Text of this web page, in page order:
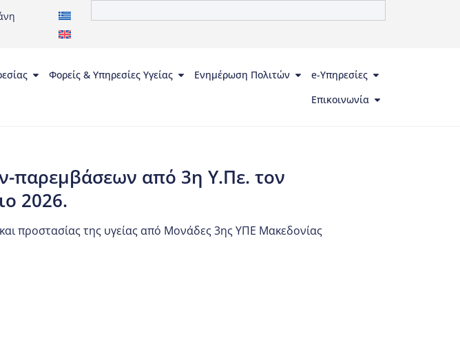
Φορείς & Υπηρεσίες Υγείας Ενημέρωση Πολιτών
e-Υπηρεσίες
Επικοινωνία
παρεμβάσεων από 3η Υ.Πε. τον
2026.
προστασίας της υγείας από Μονάδες 3ης ΥΠΕ Μακεδονίας